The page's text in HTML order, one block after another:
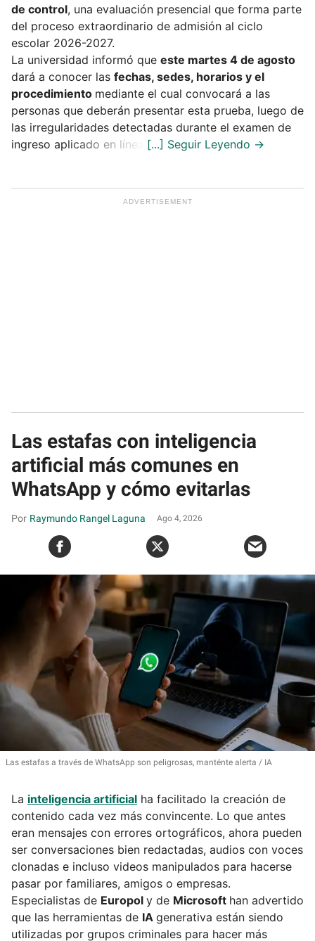
de control, una evaluación presencial que forma parte
del proceso extraordinario de admisión al ciclo
escolar 2026-2027.
La universidad informó que este martes 4 de agosto
dará a conocer las fechas, sedes, horarios y el
procedimiento mediante el cual convocará a las
personas que deberán presentar esta prueba, luego de
las irregularidades detectadas durante el examen de
ingreso aplicado en línea.
Las estafas con inteligencia
artificial más comunes en
WhatsApp y cómo evitarlas
Raymundo Rangel Laguna Ago 4, 2026
Las estafas a través de WhatsApp son peligrosas, manténte alerta IA
La inteligencia artificial ha facilitado la creación de
contenido cada vez más convincente. Lo que antes
eran mensajes con errores ortográficos, ahora pueden
ser conversaciones bien redactadas, audios con voces
clonadas e incluso videos manipulados para hacerse
pasar por familiares, amigos o empresas.
Especialistas de Europol y de Microsoft han advertido
que las herramientas de IA generativa están siendo
utilizadas por grupos criminales para hacer más